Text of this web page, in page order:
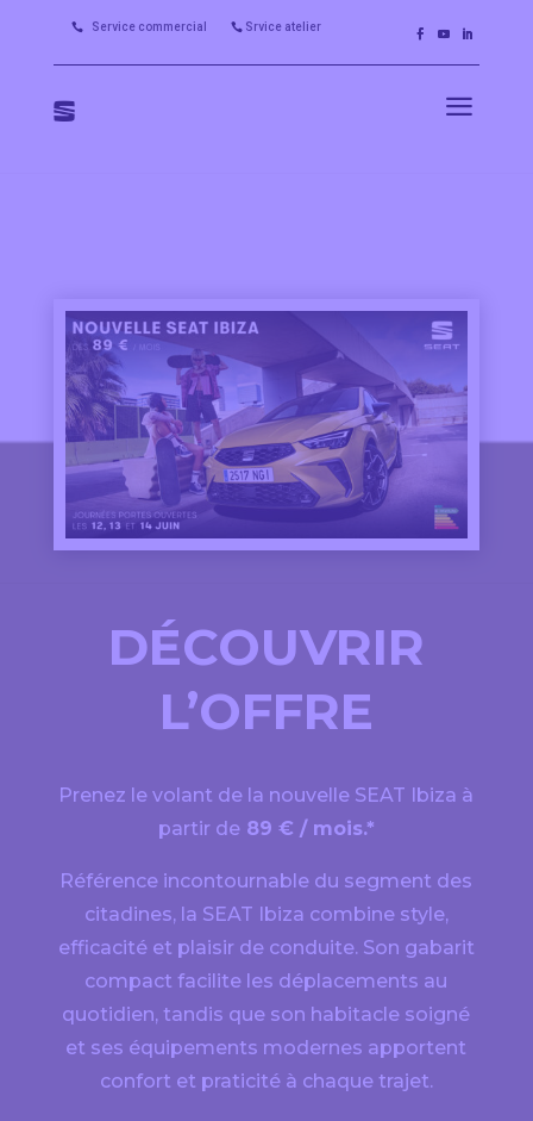
 Service commercial  Srvice atelier
a
DÉCOUVRIR
L’OFFRE
Prenez le volant de la nouvelle SEAT Ibiza à
partir de89 € / mois.*
Référence incontournable du segment des
citadines, la SEAT Ibiza combine style,
efficacité et plaisir de conduite. Son gabarit
compact facilite les déplacements au
quotidien, tandis que son habitacle soigné
et ses équipements modernes apportent
confort et praticité à chaque trajet.